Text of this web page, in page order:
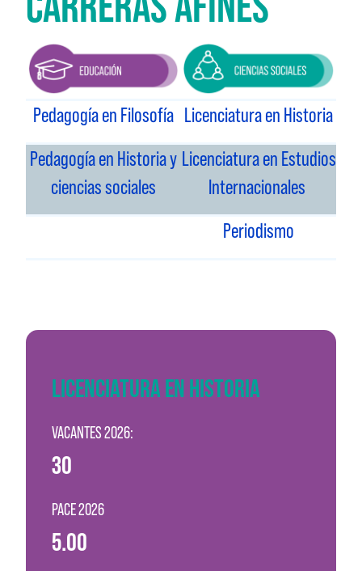
Pedagogía en Filosofía Licenciatura en Historia
Pedagogía en Historia y
ciencias sociales
Licenciatura en Estudios
Internacionales
Periodismo
LICENCIATURA EN HISTORIA
VACANTES 2026:
30
PACE 2026
5.00